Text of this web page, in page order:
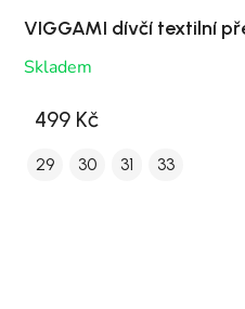
VIGGAMI dívčí textilní
Skladem
499 Kč
29 30 31 33